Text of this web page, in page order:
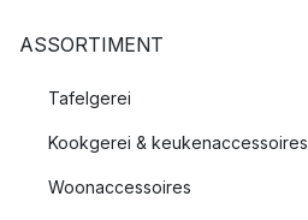
ASSORTIMENT
Tafelgerei
Kookgerei & keukenaccessoires
Woonaccessoires